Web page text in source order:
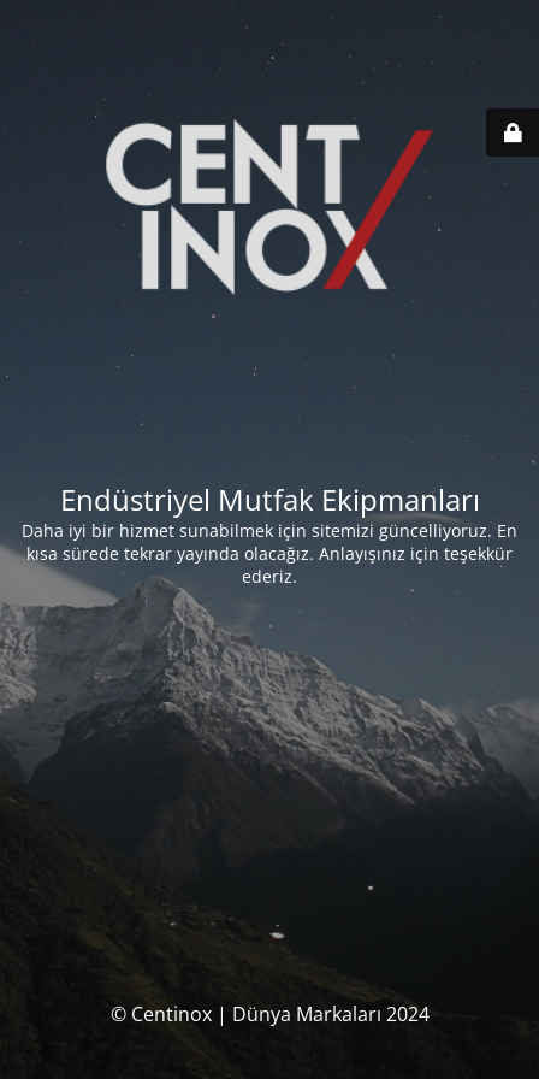
Endüstriyel Mutfak Ekipmanları
Daha iyi bir hizmet sunabilmek için sitemizi güncelliyoruz. En
kısa sürede tekrar yayında olacağız. Anlayışınız için teşekkür
ederiz.
© Centinox | Dünya Markaları 2024